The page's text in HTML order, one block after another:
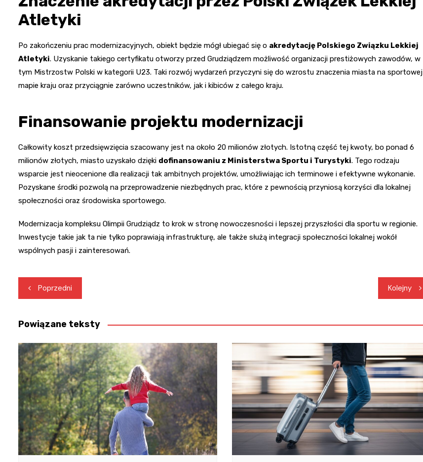
Atletyki
Po zakończeniu prac modernizacyjnych, obiekt będzie mógł ubiegać się o akredytację Polskiego Związku Lekkiej
Atletyki. Uzyskanie takiego certyfikatu otworzy przed Grudziądzem możliwość organizacji prestiżowych zawodów, w
tym Mistrzostw Polski w kategorii U23. Taki rozwój wydarzeń przyczyni się do wzrostu znaczenia miasta na sportowej
mapie kraju oraz przyciągnie zarówno uczestników, jak i kibiców z całego kraju.
Finansowanie projektu modernizacji
Całkowity koszt przedsięwzięcia szacowany jest na około 20 milionów złotych. Istotną część tej kwoty, bo ponad 6
milionów złotych, miasto uzyskało dzięki dofinansowaniu z Ministerstwa Sportu i Turystyki. Tego rodzaju
wsparcie jest nieocenione dla realizacji tak ambitnych projektów, umożliwiając ich terminowe i efektywne wykonanie.
Pozyskane środki pozwolą na przeprowadzenie niezbędnych prac, które z pewnością przyniosą korzyści dla lokalnej
społeczności oraz środowiska sportowego.
Modernizacja kompleksu Olimpii Grudziądz to krok w stronę nowoczesności i lepszej przyszłości dla sportu w regionie.
Inwestycje takie jak ta nie tylko poprawiają infrastrukturę, ale także służą integracji społeczności lokalnej wokół
wspólnych pasji i zainteresowań.
Nawigacja
wpisu
Poprzedni Kolejny
Powiązane teksty